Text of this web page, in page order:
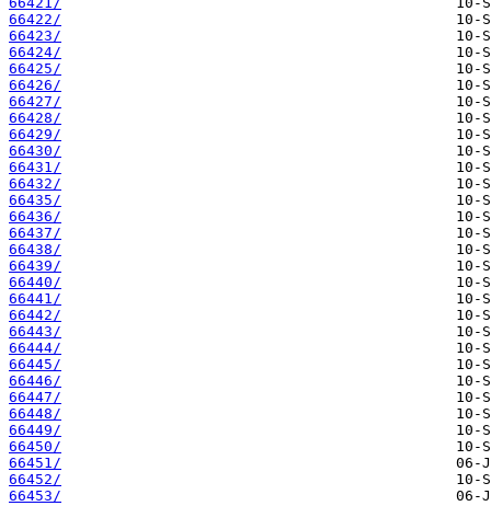
66422/
66423/
66424/
66425/
66426/
66427/
66428/
66429/
66430/
66431/
66432/
66435/
66436/
66437/
66438/
66439/
66440/
66441/
66442/
66443/
66444/
66445/
66446/
66447/
66448/
66449/
66450/
66451/
66452/
66453/